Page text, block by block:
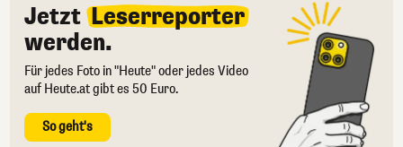
Jetzt Leserreporter
werden.
Für jedes Foto in "Heute" oder jedes Video
auf Heute.at gibt es 50 Euro.
So geht's